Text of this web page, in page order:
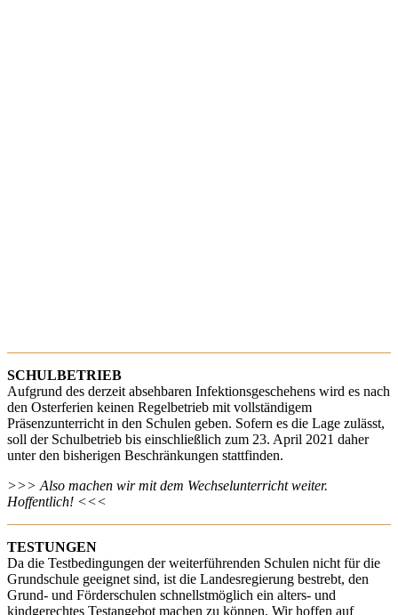
SCHULBETRIEB
Aufgrund des derzeit absehbaren Infektionsgeschehens wird es nach
den Osterferien keinen Regelbetrieb mit vollständigem
Präsenzunterricht in den Schulen geben. Sofern es die Lage zulässt,
soll der Schulbetrieb bis einschließlich zum 23. April 2021 daher
unter den bisherigen Beschränkungen stattfinden.
>>> Also machen wir mit dem Wechselunterricht weiter.
Hoffentlich! <<<
TESTUNGEN
Da die Testbedingungen der weiterführenden Schulen nicht für die
Grundschule geeignet sind, ist die Landesregierung bestrebt, den
Grund- und Förderschulen schnellstmöglich ein alters- und
kindgerechtes Testangebot machen zu können. Wir hoffen auf